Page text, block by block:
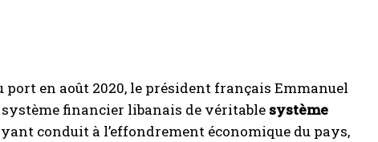
en août 2020, le président français Emmanuel
financier libanais de véritable système
conduit à l’effondrement économique du pays,